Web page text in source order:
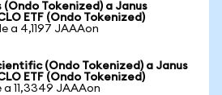
(Ondo Tokenized) a Janus
ETF (Ondo Tokenized)
a 4,1197 JAAAon
(Ondo Tokenized) a Janus
ETF (Ondo Tokenized)
a 11,3349 JAAAon